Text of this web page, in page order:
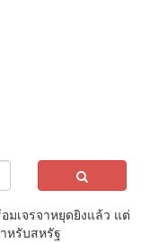
มเจรจาหยุดยิงแล้ว แต่
หรับสหรัฐ